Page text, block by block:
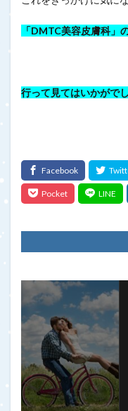
「DMTC美容皮膚科」
行って見てはいかがで